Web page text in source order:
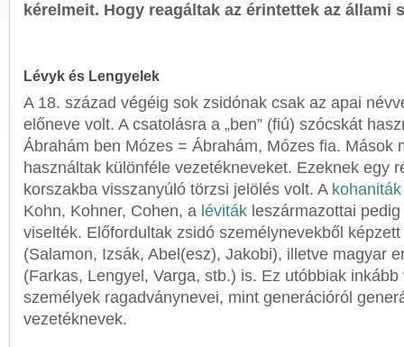
kérelmeit. Hogy reagáltak az érintettek az állami
Lévyk és Lengyelek
A 18. század végéig sok zsidónak csak az apai
előneve volt. A csatolásra a „ben” (fiú) szócskát
Ábrahám ben Mózes = Ábrahám, Mózes fia. Mások
használtak különféle vezetékneveket. Ezeknek egy
korszakba visszanyúló törzsi jelölés volt. A kohaniták
Kohn, Kohner, Cohen, a léviták leszármazottai
viselték. Előfordultak zsidó személynevekből
(Salamon, Izsák, Abel(esz), Jakobi), illetve magyar
(Farkas, Lengyel, Varga, stb.) is. Ez utóbbiak
személyek ragadványnevei, mint generációról
vezetéknevek.